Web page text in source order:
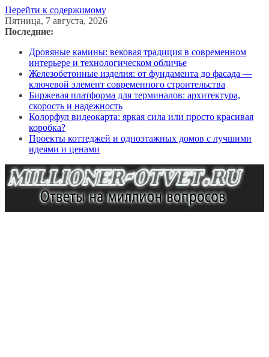
Перейти к содержимому
Пятница, 7 августа, 2026
Последние:
Дровяные камины: вековая традиция в современном
интерьере и технологическом обличье
Железобетонные изделия: от фундамента до фасада —
ключевой элемент современного строительства
Биржевая платформа для терминалов: архитектура,
скорость и надежность
Колорфул видеокарта: яркая сила или просто красивая
коробка?
Проекты коттеджей и одноэтажных домов с лучшими
идеями и ценами